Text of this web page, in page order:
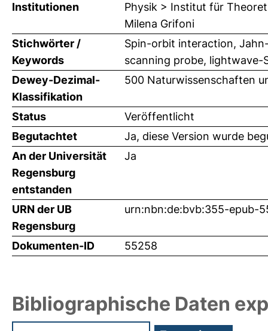
Institutionen
Physik > Institut für
Milena Grifoni
Stichwörter /
Keywords
Spin-orbit interaction,
scanning probe, lightwave-
Dewey-Dezimal-
Klassifikation
500 Naturwissenschaften
Status
Veröffentlicht
Begutachtet
Ja, diese Version wurde
An der Universität
Regensburg
entstanden
Ja
URN der UB
Regensburg
urn:nbn:de:bvb:355-epub-
Dokumenten-ID 55258
Bibliographische Daten